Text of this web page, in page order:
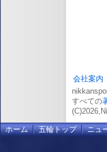
会社案内
すべての
ホーム 五輪トップ ニュ